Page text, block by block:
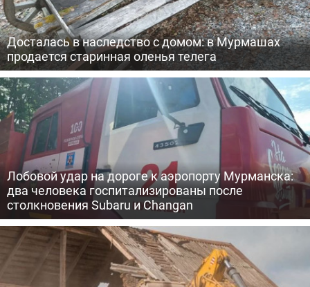
Досталась в наследство с домом: в Мурмашах
продается старинная оленья телега
Лобовой удар на дороге к аэропорту Мурманска:
два человека госпитализированы после
столкновения Subaru и Changan